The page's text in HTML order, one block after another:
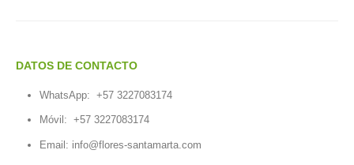
DATOS DE CONTACTO
WhatsApp: +57 3227083174
Móvil: +57 3227083174
Email: info@flores-santamarta.com